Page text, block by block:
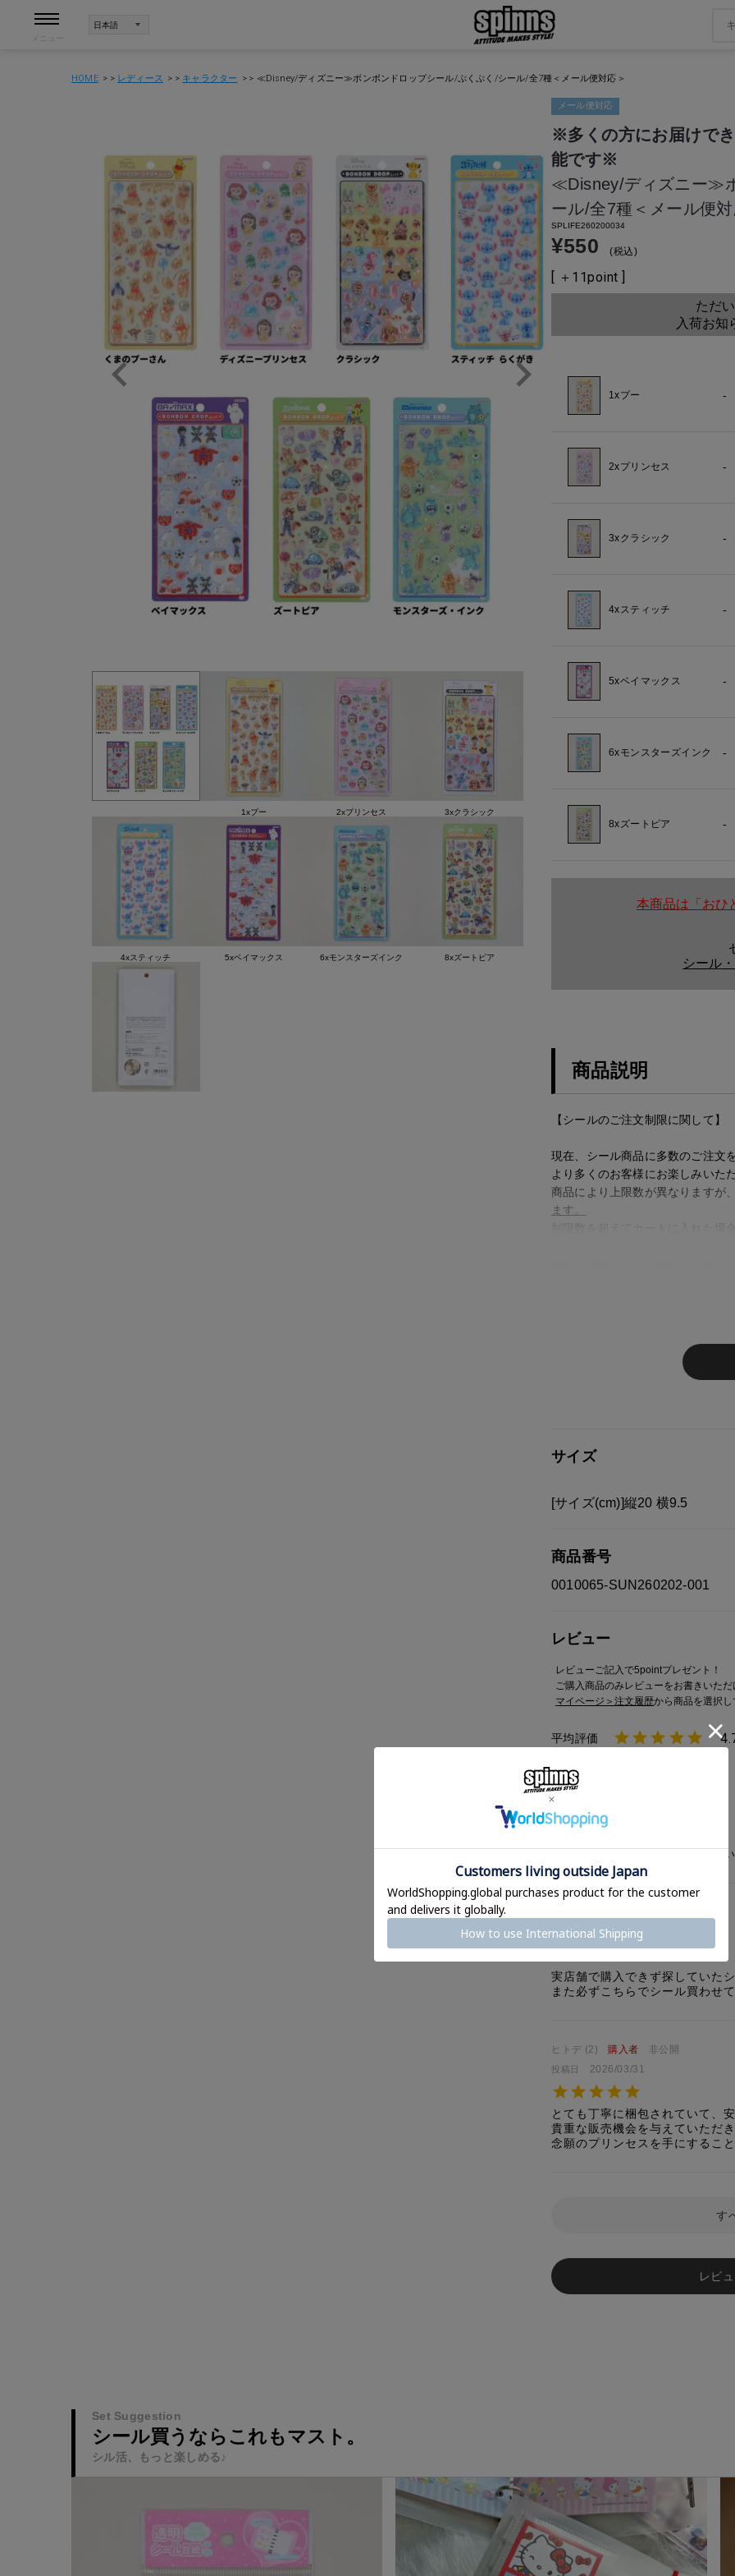
HOME レディース キャラクター ≪Disney/ディズニー≫ボンボンドロップシール/ぷくぷく/シール/全7種＜メール便対応＞
メール便対応
※多くの方にお届けで
能です※
≪Disney/ディズニー≫
ール/全7種＜メール便対
SPLIFE260200034
¥550 税込
[ ＋ 11point ]
ただ
入荷お知
1xプー -
2xプリンセス -
3xクラシック -
4xスティッチ -
5xベイマックス -
6xモンスターズインク -
8xズートピア -
本商品は「おひ
シール
商品説明
【シールのご注文制限に関して】
現在、シール商品に多数のご注文
より多くのお客様にお楽しみいた
商品により上限数が異なりますが
ます。
モニターの設定状況によって
ご迷惑をお掛け致しますが 何
サイズ
[サイズ(cm)]縦20 横9.5
商品番号
0010065-SUN260202-001
レビュー
レビューご記入で5pointプレゼント！
ご購入商品のみレビューをお書きいただ
マイページ＞注文履歴から商品を選択
さくら
投稿日
いつかクラシックも買えるといい
投稿日 2026/04/03
実店舗で購入できず探していた
また必ずこちらでシール買わせ
ヒトデ 2 購入者 非公開
投稿日 2026/03/31
とても丁寧に梱包されていて、
貴重な販売機会を与えていただ
念願のプリンセスを手にするこ
す
レビ
1xプー 2xプリンセス 3xクラシック
4xスティッチ 5xベイマックス 6xモンスターズインク 8xズートピア
Set Suggestion
シール買うならこれもマスト。
シル活、もっと楽しめる♪